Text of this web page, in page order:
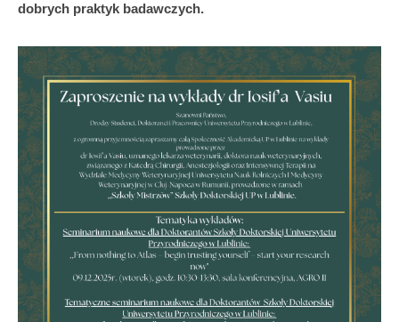
dobrych praktyk badawczych.